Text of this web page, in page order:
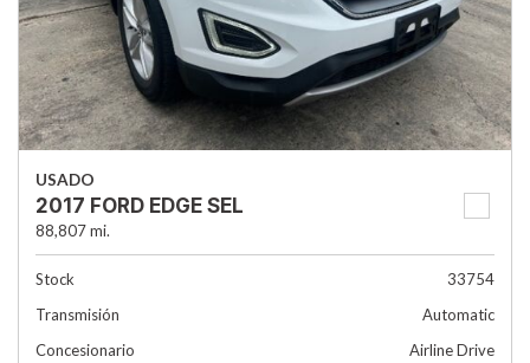
USADO
2017 FORD EDGE SEL
88,807 mi.
Stock
33754
Transmisión
Automatic
Concesionario
Airline Drive